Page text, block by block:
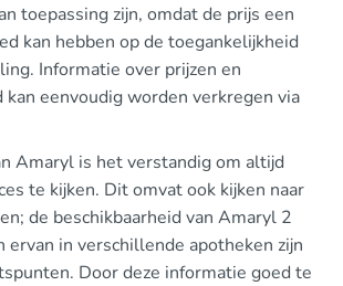
toepassing zijn, omdat de prijs een
kan hebben op de toegankelijkheid
Informatie over prijzen en
kan eenvoudig worden verkregen via
Amaryl is het verstandig om altijd
te kijken. Dit omvat ook kijken naar
de beschikbaarheid van Amaryl 2
ervan in verschillende apotheken zijn
Door deze informatie goed te